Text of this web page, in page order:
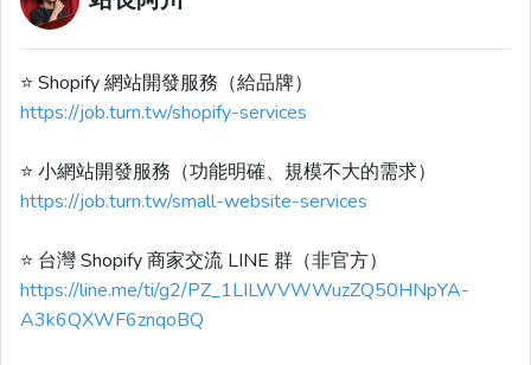
⭐️ Shopify 網站開發服務（給品牌）
https://job.turn.tw/shopify-services
⭐️ 小網站開發服務（功能明確、規模不大的需求）
https://job.turn.tw/small-website-services
⭐️ 台灣 Shopify 商家交流 LINE 群（非官方）
https://line.me/ti/g2/PZ_1LILWVWWuzZQ50HNpYA-
A3k6QXWF6znqoBQ